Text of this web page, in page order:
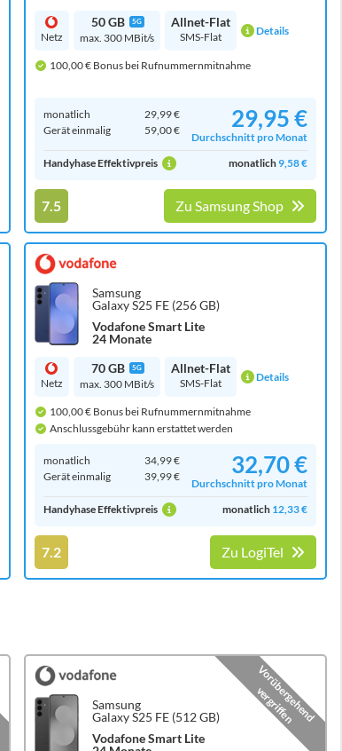
Netz
50 GB 5G
max. 300 MBit/s
Allnet-Flat
SMS-Flat Details
100,00 € Bonus bei Rufnummernmitnahme
monatlich
29,99 €
Gerät einmalig
59,00 € 29,95 €
Durchschnitt pro Monat
Handyhase Effektivpreis
monatlich9,58 €
7.5 Zu Samsung Shop
Samsung
Galaxy S25 FE (256 GB)
Vodafone Smart Lite
24 Monate
Netz
70 GB 5G
max. 300 MBit/s
Allnet-Flat
SMS-Flat Details
100,00 € Bonus bei Rufnummernmitnahme
Anschlussgebühr kann erstattet werden
monatlich
34,99 €
Gerät einmalig
39,99 € 32,70 €
Durchschnitt pro Monat
Handyhase Effektivpreis
monatlich 12,33 €
7.2 Zu LogiTel
Samsung
Galaxy S25 FE (512 GB)
Vodafone Smart Lite
Vorübergehend
vergriffen